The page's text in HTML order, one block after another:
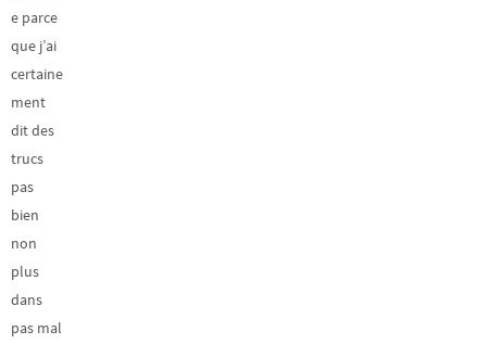
e parce
que j’ai
certaine
ment
dit des
trucs
pas
bien
non
plus
dans
pas mal